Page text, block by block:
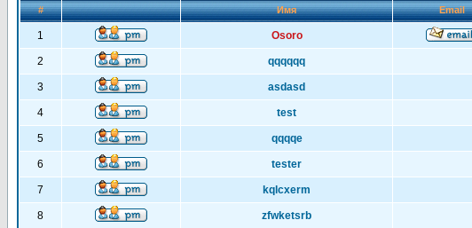
# Имя Email
1 Osoro
2 qqqqqq
3 asdasd
4 test
5 qqqqe
6 tester
7 kqlcxerm
8 zfwketsrb